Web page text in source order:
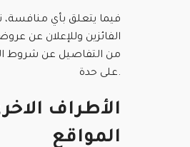
فيما يتعلق بأي منافسة،
الفائزين وللإعلان عن
من التفاصيل عن شروط
على حدة.
الأطراف
المواقع